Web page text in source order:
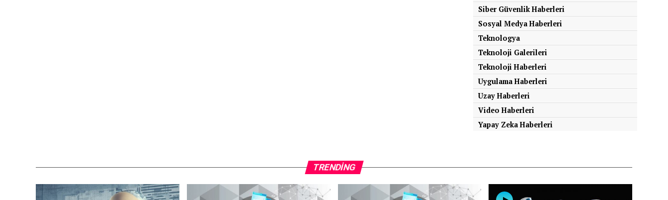
Siber Güvenlik Haberleri
Sosyal Medya Haberleri
Teknologya
Teknoloji Galerileri
Teknoloji Haberleri
Uygulama Haberleri
Uzay Haberleri
Video Haberleri
Yapay Zeka Haberleri
TRENDING